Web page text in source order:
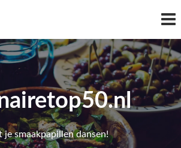
je smaakpapillen dansen!